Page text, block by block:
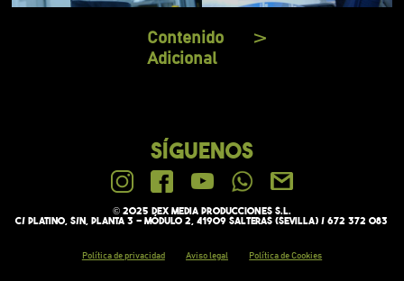
Contenido
Adicional
V
SÍGUENOS
© 2025 Dex media PRODUCCIONES S.L.
C/ Platino, s/n, Planta 3 - Módulo 2, 41909 Salteras (Sevilla) / 672 372 083
Política de privacidad Aviso legal Política de Cookies